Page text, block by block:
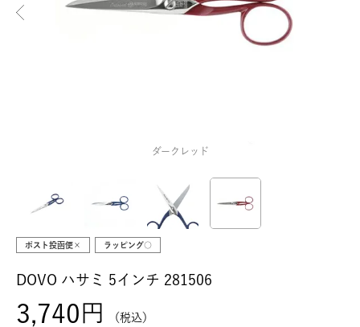
ダークレッド
ポスト投函便× ラッピング○
DOVO ハサミ 5インチ 281506
3,740 税込